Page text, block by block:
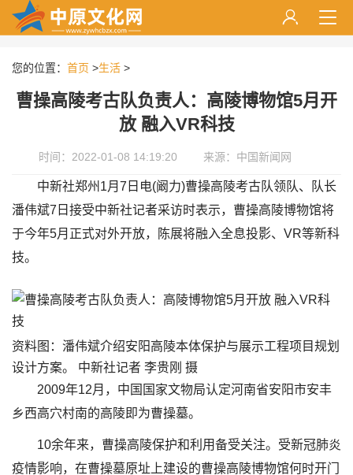
您的位置： 首页 >生活 >
曹操高陵考古队负责人：高陵博物馆5月开
放 融入VR科技
时间：2022-01-08 14:19:20 来源：中国新闻网
中新社郑州1月7日电(阚力)曹操高陵考古队领队、队长
潘伟斌7日接受中新社记者采访时表示，曹操高陵博物馆将
于今年5月正式对外开放，陈展将融入全息投影、VR等新科
技。
资料图：潘伟斌介绍安阳高陵本体保护与展示工程项目规划
设计方案。 中新社记者 李贵刚 摄
2009年12月，中国国家文物局认定河南省安阳市安丰
乡西高穴村南的高陵即为曹操墓。
10余年来，曹操高陵保护和利用备受关注。受新冠肺炎
疫情影响，在曹操墓原址上建设的曹操高陵博物馆何时开门